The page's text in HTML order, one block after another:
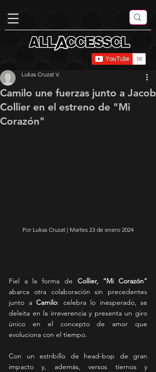
Camilo une fuerzas junto a Jacob
Collier en el estreno de "Mi
Corazón"
Lukas Cruzat V.
Por Lukas Cruzat | Martes 23 de enero 2024
Fiel a la forma de Collier, “Mi Corazón”
abarca otra colaboración sin precedentes
junto a Camilo: celebra lo inesperado, se
deleita en la irreverencia y presenta un giro
único en el concepto de amor que
evoluciona con el tiempo.
Con un estribillo de head-bop de gran
impacto y, además, versos tiernos y